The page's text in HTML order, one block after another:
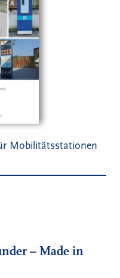
Mobilitätsstationen
– Made in